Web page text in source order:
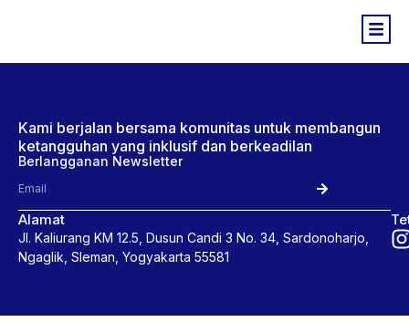
Kami berjalan bersama komunitas untuk membangun
ketangguhan yang inklusif dan berkeadilan
Berlangganan Newsletter
Alamat
Jl. Kaliurang KM 12.5, Dusun Candi 3 No. 34, Sardonoharjo,
Ngaglik, Sleman, Yogyakarta 55581